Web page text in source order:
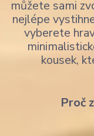
můžete sami
nejlépe
vyberete
kousek,
Proč